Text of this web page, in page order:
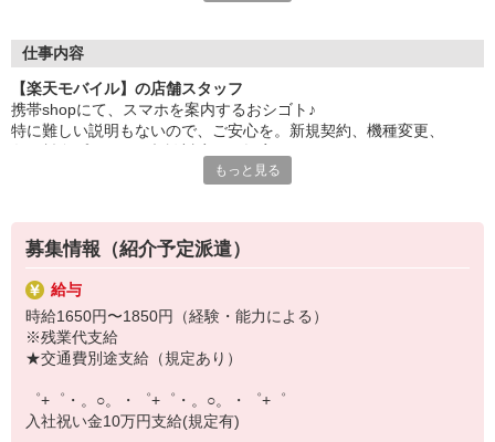
特別割引価格でご利用可能☆
お得に過ごしたいあなたの味方です♪
【選べるお仕事いろいろ】
事務、経理、データ入力、コールセンター、受付
▼工場・製造・軽作業系
機械/食品製造・梱包・仕分け・加工・組立・検査
▼美容系
眉毛サロンのアイブロウ・ネイリスト・エステ
▼営業・販売
法人営業・アパレル販売・個別指導塾・人材紹介
▼人気案件も多数♪
短期・期間限定・オープニング・官公庁案件
上場/優良/大手企業など
仕事内容
【楽天モバイル】の店舗スタッフ
携帯shopにて、スマホを案内するおシゴト♪
特に難しい説明もないので、ご安心を。新規契約、機種変更、
満足度◎
■携帯やインターネット販売業務
docomo(ドコモ)/au(エーユー)・KDDI/softbank(ソフトバンク)など
の大手キャリアから
ワイモバイル(Y!mobille)、楽天モバイル、UQなど格安スマホまで幅
広く紹介可能♪
もっと見る
募集情報（紹介予定派遣）
給与
時給1650円〜1850円（経験・能力による）
※残業代支給
★交通費別途支給（規定あり）
゜+゜・。○。・゜+゜・。○。・゜+゜
入社祝い金10万円支給(規定有)